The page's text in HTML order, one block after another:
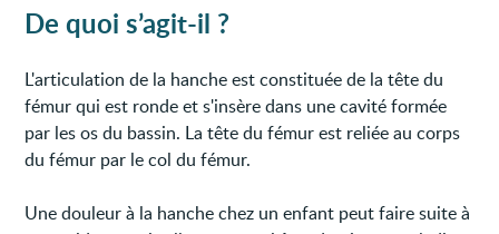
De quoi s’agit-il ?
L'articulation de la hanche est constituée de la tête du
fémur qui est ronde et s'insère dans une cavité formée
par les os du bassin. La tête du fémur est reliée au corps
du fémur par le col du fémur.
Une douleur à la hanche chez un enfant peut faire suite à